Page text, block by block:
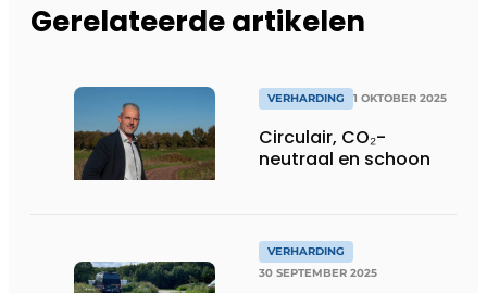
Gerelateerde artikelen
VERHARDING 1 OKTOBER 2025
Circulair, CO₂-
neutraal en schoon
VERHARDING
30 SEPTEMBER 2025